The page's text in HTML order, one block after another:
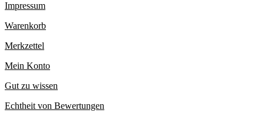
Impressum
Warenkorb
Merkzettel
Mein Konto
Gut zu wissen
Echtheit von Bewertungen